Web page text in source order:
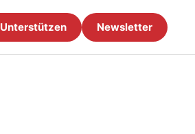
Unterstützen Newsletter